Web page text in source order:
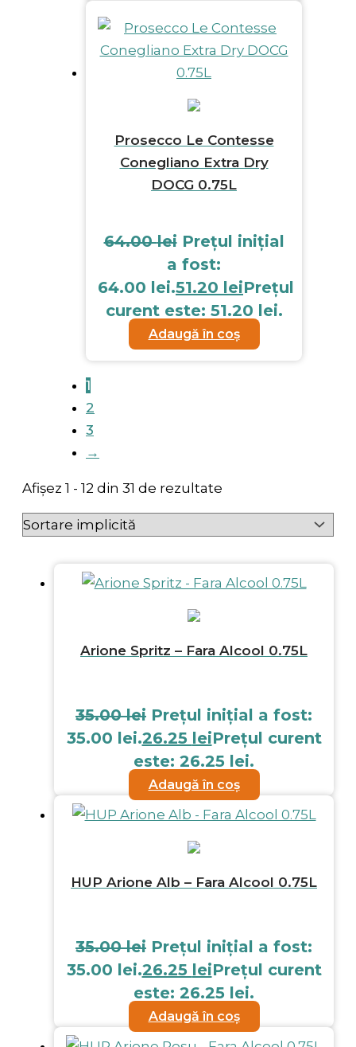
Prosecco Le Contesse
Conegliano Extra Dry
DOCG 0.75L
64.00lei Prețul inițial
a fost:
64.00 lei.51.20 leiPrețul
curent este: 51.20 lei.
Adaugă în coș
1
2
3
→
Afișez 1 - 12 din 31 de rezultate
Arione Spritz – Fara Alcool 0.75L
35.00lei Prețul inițial a fost:
35.00 lei.26.25 leiPrețul curent
este: 26.25 lei.
Adaugă în coș
HUP Arione Alb – Fara Alcool 0.75L
35.00lei Prețul inițial a fost:
35.00 lei.26.25 leiPrețul curent
este: 26.25 lei.
Adaugă în coș